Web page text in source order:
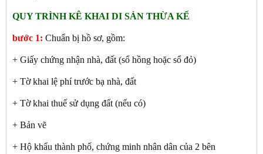
QUY TRÌNH KÊ KHAI DI SẢN THỪA KẾ
bước 1: Chuẩn bị hồ sơ, gồm:
+ Giấy chứng nhận nhà, đất (sổ hồng hoặc sổ đỏ)
+ Tờ khai lệ phí trước bạ nhà, đất
+ Tờ khai thuế sử dụng đất (nếu có)
+ Bản vẽ
+ Hộ khẩu thành phố, chứng minh nhân dân của 2 bên